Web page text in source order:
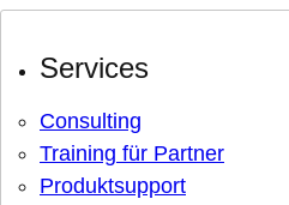
Services
Consulting
Training für Partner
Produktsupport